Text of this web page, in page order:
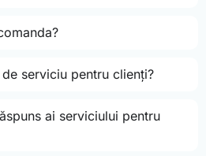
serviciu pentru clienți?
ai serviciului pentru